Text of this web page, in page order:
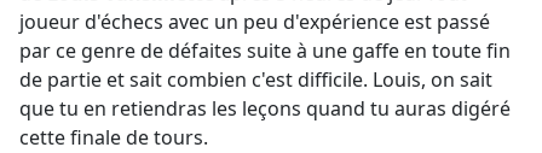
joueur d'échecs avec un peu d'expérience est passé
par ce genre de défaites suite à une gaffe en toute fin
de partie et sait combien c'est difficile. Louis, on sait
que tu en retiendras les leçons quand tu auras digéré
cette finale de tours.